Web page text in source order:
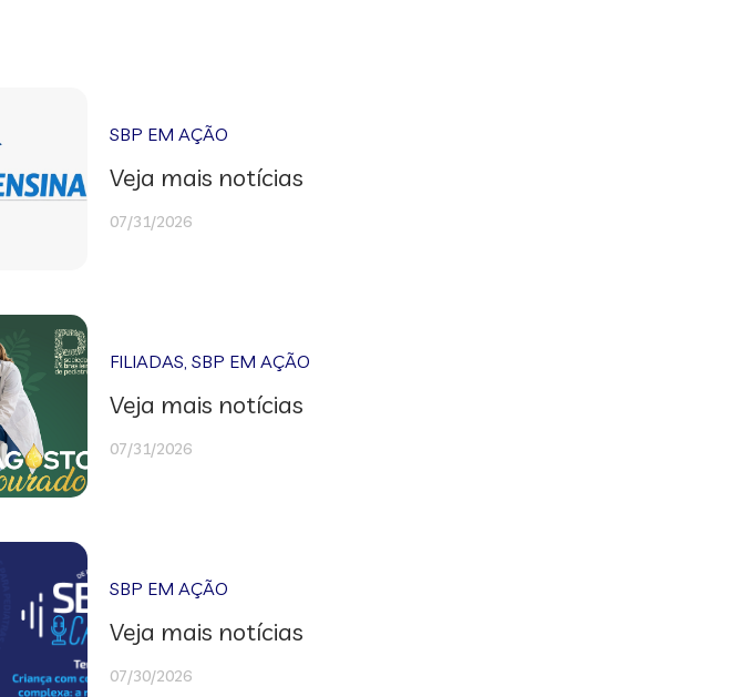
SBP EM AÇÃO
Veja mais notícias
07/31/2026
FILIADAS ,SBP EM AÇÃO
Veja mais notícias
07/31/2026
SBP EM AÇÃO
Veja mais notícias
07/30/2026